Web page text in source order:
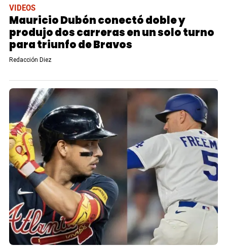
VIDEOS
Mauricio Dubón conectó doble y
produjo dos carreras en un solo turno
para triunfo de Bravos
Redacción Diez